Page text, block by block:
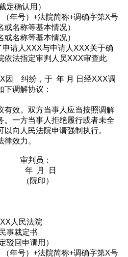
裁定确认用）
（年号）+法院简称+调确字第X号
名称等基本情况）
名称等基本情况）
请人XXX与申请人XXX关于确
依法指定审判人员XXX审查此
因 纠纷，于 年 月 日经XXX调
调解协议：
有效。双方当事人应当按照调解
。一方当事人拒绝履行或者未全
向人民法院申请强制执行。
效力。
判员：
月 日
院印）
无异
人民法院
民事裁定书
驳回申请用）
（年号）+法院简称+调确字第X号